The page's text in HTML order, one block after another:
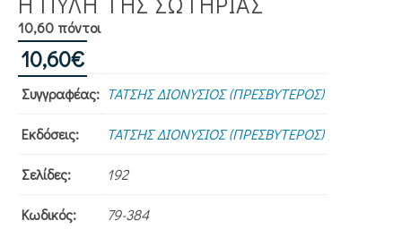
10,60 πόντοι
10,60€
Συγγραφέας: ΤΑΤΣΗΣ ΔΙΟΝΥΣΙΟΣ (ΠΡΕΣΒΥΤΕΡΟΣ)
Εκδόσεις: ΤΑΤΣΗΣ ΔΙΟΝΥΣΙΟΣ (ΠΡΕΣΒΥΤΕΡΟΣ)
Σελίδες: 192
Κωδικός: 79-384